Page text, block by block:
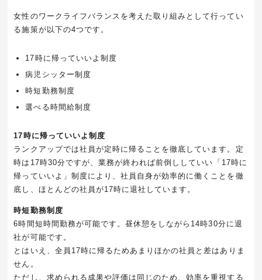
女性のワークライフバランスを考えた取り組みとして行ってい
る施策が以下の4つです。
17時に帰っていいよ制度
病児シッター制度
時短勤務制度
選べる時間給制度
17時に帰っていいよ制度
ランクアップでは社員が定時に帰ることを徹底しています。定
時は 17時30分ですが、業務が終われば前倒ししていい「 17時に
帰っていいよ」制度により、社員自身が効率的に働くことを徹
底し、ほとんどの社員が17時に退社しています。
時短勤務制度
6時間短時間勤務が可能です。昼休憩をしながら 14時30分に退
社が可能です。
とはいえ、全員 17時に帰るためあまりほかの社員と差はありま
せん。
ただし、求められる成果や評価は同じのため、効率を重視する